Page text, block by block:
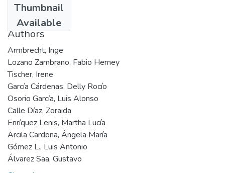
Thumbnail
Available
2000
Authors
Armbrecht, Inge
Lozano Zambrano, Fabio Herney
Tischer, Irene
García Cárdenas, Delly Rocío
Osorio García, Luis Alonso
Calle Díaz, Zoraida
Enríquez Lenis, Martha Lucía
Arcila Cardona, Ángela María
Gómez L., Luis Antonio
Álvarez Saa, Gustavo